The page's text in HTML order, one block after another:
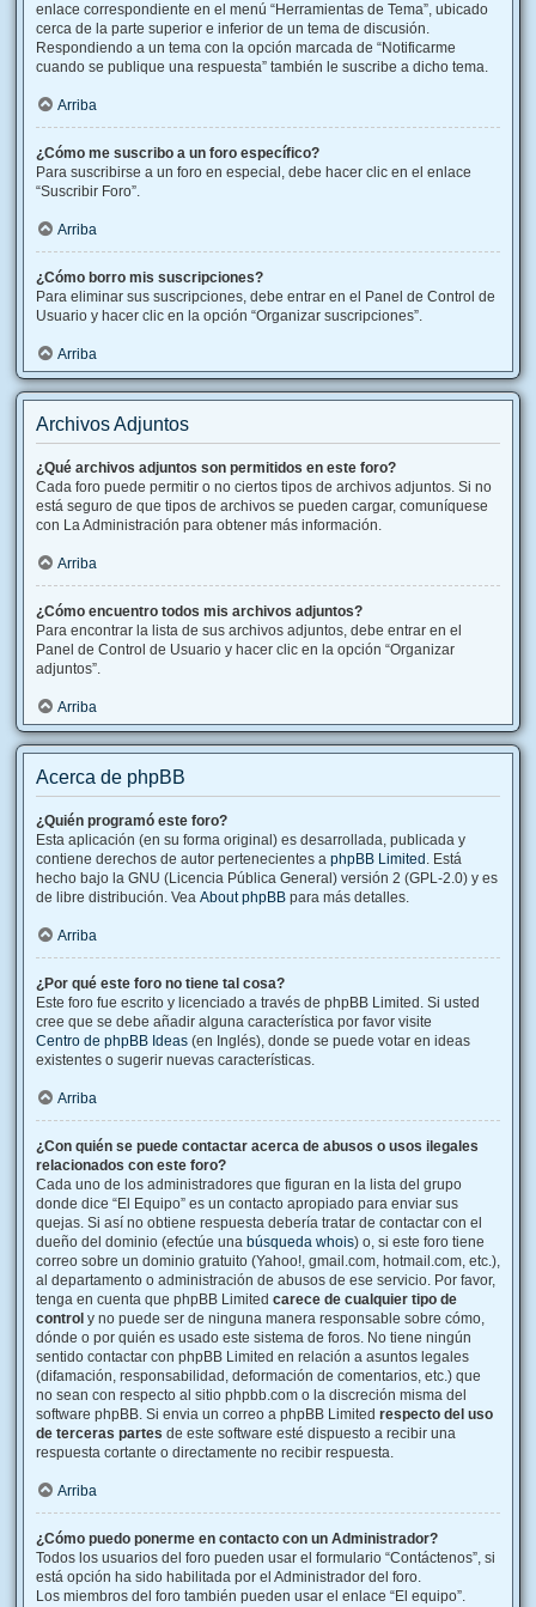
enlace correspondiente en el menú “Herramientas de Tema”, ubicado
cerca de la parte superior e inferior de un tema de discusión.
Respondiendo a un tema con la opción marcada de “Notificarme
cuando se publique una respuesta” también le suscribe a dicho tema.
Arriba
¿Cómo me suscribo a un foro específico?
Para suscribirse a un foro en especial, debe hacer clic en el enlace
“Suscribir Foro”.
Arriba
¿Cómo borro mis suscripciones?
Para eliminar sus suscripciones, debe entrar en el Panel de Control de
Usuario y hacer clic en la opción “Organizar suscripciones”.
Arriba
Archivos Adjuntos
¿Qué archivos adjuntos son permitidos en este foro?
Cada foro puede permitir o no ciertos tipos de archivos adjuntos. Si no
está seguro de que tipos de archivos se pueden cargar, comuníquese
con La Administración para obtener más información.
Arriba
¿Cómo encuentro todos mis archivos adjuntos?
Para encontrar la lista de sus archivos adjuntos, debe entrar en el
Panel de Control de Usuario y hacer clic en la opción “Organizar
adjuntos”.
Arriba
Acerca de phpBB
¿Quién programó este foro?
Esta aplicación (en su forma original) es desarrollada, publicada y
contiene derechos de autor pertenecientes a phpBB Limited . Está
hecho bajo la GNU (Licencia Pública General) versión 2 (GPL-2.0) y es
de libre distribución. Vea About phpBB para más detalles.
Arriba
¿Por qué este foro no tiene tal cosa?
Este foro fue escrito y licenciado a través de phpBB Limited. Si usted
cree que se debe añadir alguna característica por favor visite
Centro de phpBB Ideas (en Inglés), donde se puede votar en ideas
existentes o sugerir nuevas características.
Arriba
¿Con quién se puede contactar acerca de abusos o usos ilegales
relacionados con este foro?
Cada uno de los administradores que figuran en la lista del grupo
donde dice “El Equipo” es un contacto apropiado para enviar sus
quejas. Si así no obtiene respuesta debería tratar de contactar con el
dueño del dominio (efectúe una búsqueda whois) o, si este foro tiene
correo sobre un dominio gratuito (Yahoo!, gmail.com, hotmail.com, etc.),
al departamento o administración de abusos de ese servicio. Por favor,
tenga en cuenta que phpBB Limited carece de cualquier tipo de
control y no puede ser de ninguna manera responsable sobre cómo,
dónde o por quién es usado este sistema de foros. No tiene ningún
sentido contactar con phpBB Limited en relación a asuntos legales
(difamación, responsabilidad, deformación de comentarios, etc.) que
no sean con respecto al sitio phpbb.com o la discreción misma del
software phpBB. Si envia un correo a phpBB Limited respecto del uso
de terceras partes de este software esté dispuesto a recibir una
respuesta cortante o directamente no recibir respuesta.
Arriba
¿Cómo puedo ponerme en contacto con un Administrador?
Todos los usuarios del foro pueden usar el formulario “Contáctenos”, si
está opción ha sido habilitada por el Administrador del foro.
Los miembros del foro también pueden usar el enlace “El equipo”.